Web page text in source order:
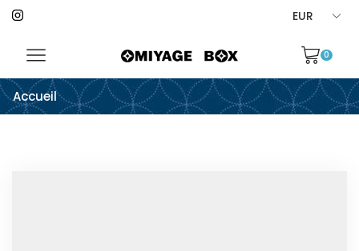
0
Accueil